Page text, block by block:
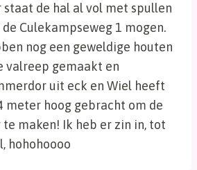
staat de hal al vol met spullen
Culekampseweg 1 mogen.
nog een geweldige houten
valreep gemaakt en
uit eck en Wiel heeft
meter hoog gebracht om de
maken! Ik heb er zin in, tot
hohohoooo